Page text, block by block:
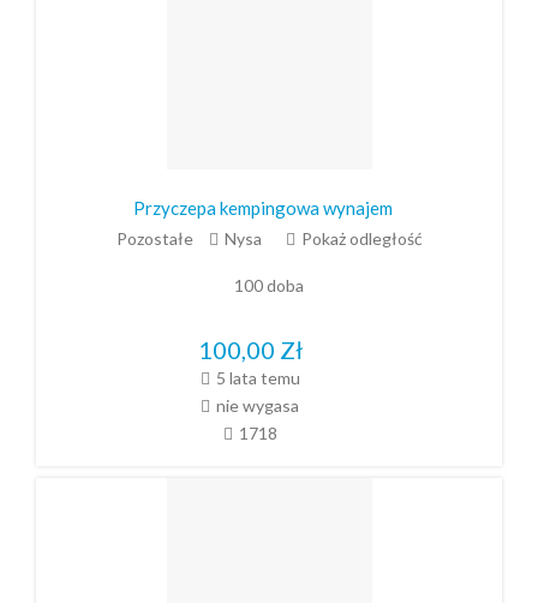
Przyczepa kempingowa wynajem
Pozostałe Nysa Pokaż odległość
100 doba
100,00 Zł
5 lata temu
nie wygasa
1718